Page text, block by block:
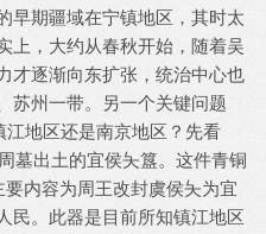
早期疆域在宁镇地区，其时太
上，大约从春秋开始，随着吴
才逐渐向东扩张，统治中心也
苏州一带。另一个关键问题
江地区还是南京地区？先看
墓出土的宜侯夨簋。这件青铜
内容为周王改封虞侯夨为宜
民。此器是目前所知镇江地区